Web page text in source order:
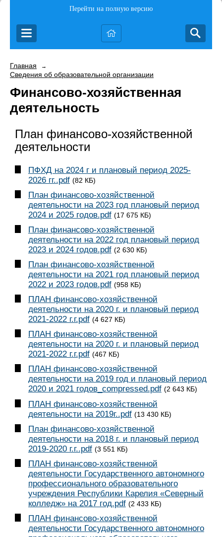
Перейти на полную версию
Главная →
Сведения об образовательной организации
Финансово-хозяйственная
деятельность
План финансово-хозяйственной
деятельности
ПФХД на 2024 г и плановый период 2025-
2026 гг..pdf (82 КБ)
План финансово-хозяйственной
деятельности на 2023 год плановый период
2024 и 2025 годов.pdf (17 675 КБ)
План финансово-хозяйственной
деятельности на 2022 год плановый период
2023 и 2024 годов.pdf (2 630 КБ)
План финансово-хозяйственной
деятельности на 2021 год плановый период
2022 и 2023 годов.pdf (958 КБ)
ПЛАН финансово-хозяйственной
деятельности на 2020 г. и плановый период
2021-2022 г.г.pdf (4 627 КБ)
ПЛАН финансово-хозяйственной
деятельности на 2020 г. и плановый период
2021-2022 г.г.pdf (467 КБ)
ПЛАН финансово-хозяйственной
деятельности на 2019 год и плановый период
2020 и 2021 годов_compressed.pdf (2 643 КБ)
ПЛАН финансово-хозяйственной
деятельности на 2019г..pdf (13 430 КБ)
План финансово-хозяйственной
деятельности на 2018 г. и плановый период
2019-2020 г.г..pdf (3 551 КБ)
ПЛАН финансово-хозяйственной
деятельности Государственного автономного
профессионального образовательного
учреждения Республики Карелия «Северный
колледж» на 2017 год.pdf (2 433 КБ)
ПЛАН финансово-хозяйственной
деятельности Государственного автономного